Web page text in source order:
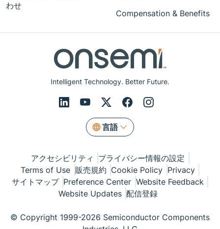
Intelligent Technology. Better Future.
言語
わせ
Compensation & Benefits
アクセシビリティ
プライバシー情報の設定
Terms of Use 販売規約 Cookie Policy Privacy
サイトマップ Preference Center Website Feedback
Website Updates 配信登録
© Copyright 1999-2026 Semiconductor Components